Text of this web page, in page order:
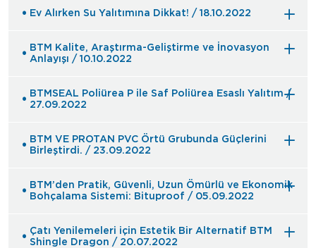
Ev Alırken Su Yalıtımına Dikkat! / 18.10.2022
BTM Kalite, Araştırma-Geliştirme ve İnovasyon
Anlayışı / 10.10.2022
BTMSEAL Poliürea P ile Saf Poliürea Esaslı Yalıtım /
27.09.2022
BTM VE PROTAN PVC Örtü Grubunda Güçlerini
Birleştirdi. / 23.09.2022
BTM’den Pratik, Güvenli, Uzun Ömürlü ve Ekonomik
Bohçalama Sistemi: Bituproof / 05.09.2022
Çatı Yenilemeleri için Estetik Bir Alternatif BTM
Shingle Dragon / 20.07.2022